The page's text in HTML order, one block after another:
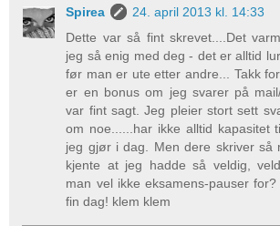
Spirea
24. april 2013 kl. 14:33
Dette var så fint skrevet....Det
jeg så enig med deg - det er alltid
før man er ute etter andre... Takk
er en bonus om jeg svarer på
var fint sagt. Jeg pleier stort sett
om noe......har ikke alltid kapasitet
jeg gjør i dag. Men dere skriver så
kjente at jeg hadde så veldig,
man vel ikke eksamens-pauser
fin dag! klem klem